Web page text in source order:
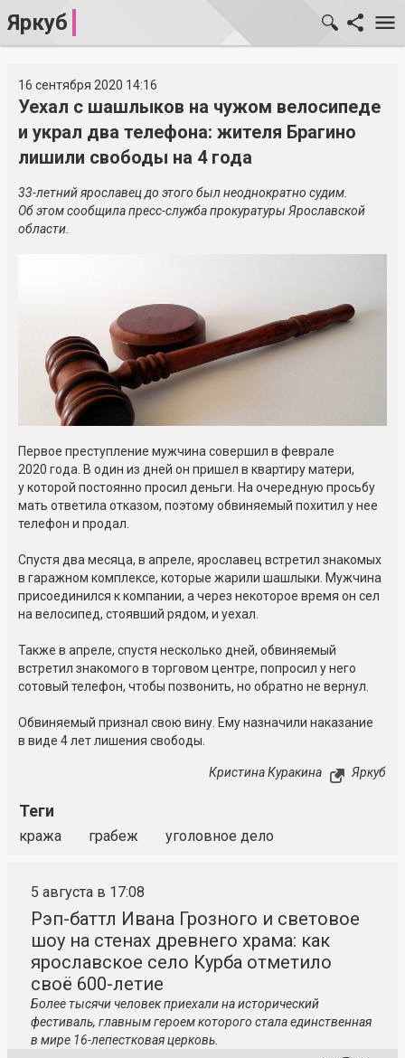
Яркуб
16 сентября 2020 14:16
Уехал с шашлыков на чужом велосипеде
и украл два телефона: жителя Брагино
лишили свободы на 4 года
33-летний ярославец до этого был неоднократно судим.
Об этом сообщила пресс-служба прокуратуры Ярославской
области.
Первое преступление мужчина совершил в феврале
2020 года. В один из дней он пришел в квартиру матери,
у которой постоянно просил деньги. На очередную просьбу
мать ответила отказом, поэтому обвиняемый похитил у нее
телефон и продал.
Спустя два месяца, в апреле, ярославец встретил знакомых
в гаражном комплексе, которые жарили шашлыки. Мужчина
присоединился к компании, а через некоторое время он сел
на велосипед, стоявший рядом, и уехал.
Также в апреле, спустя несколько дней, обвиняемый
встретил знакомого в торговом центре, попросил у него
сотовый телефон, чтобы позвонить, но обратно не вернул.
Обвиняемый признал свою вину. Ему назначили наказание
в виде 4 лет лишения свободы.
Кристина Куракина Яркуб
Теги
кража грабеж уголовное дело
5 августа в 17:08
Рэп-баттл Ивана Грозного и световое
шоу на стенах древнего храма: как
ярославское село Курба отметило
своё 600-летие
Более тысячи человек приехали на исторический
фестиваль, главным героем которого стала единственная
в мире 16-лепестковая церковь.